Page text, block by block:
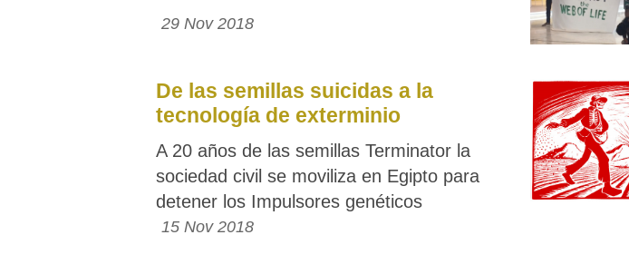
29 Nov 2018
De las semillas suicidas a la
tecnología de exterminio
A 20 años de las semillas Terminator la
sociedad civil se moviliza en Egipto para
detener los Impulsores genéticos
15 Nov 2018